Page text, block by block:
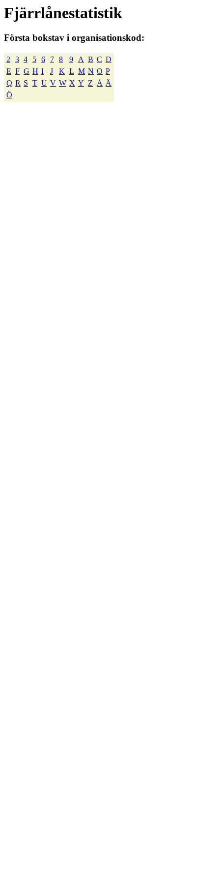
Fjärrlånestatistik
Första bokstav i organisationskod:
2 3 4 5 6 7 8 9 A B C D
E F G H I J K L M N O P
Q R S T U V W X Y Z Å Ä
Ö